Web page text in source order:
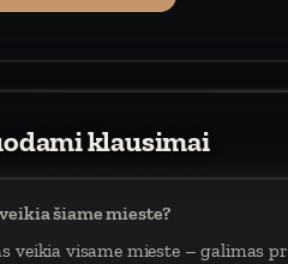
klausimai
šiame mieste?
veikia visame mieste – galimas